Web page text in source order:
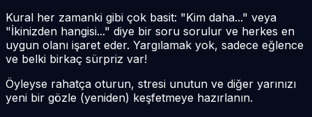
Kural her zamanki gibi çok basit: "Kim daha..." veya
"İkinizden hangisi..." diye bir soru sorulur ve herkes en
uygun olanı işaret eder. Yargılamak yok, sadece eğlence
ve belki birkaç sürpriz var!
Öyleyse rahatça oturun, stresi unutun ve diğer yarınızı
yeni bir gözle (yeniden) keşfetmeye hazırlanın.